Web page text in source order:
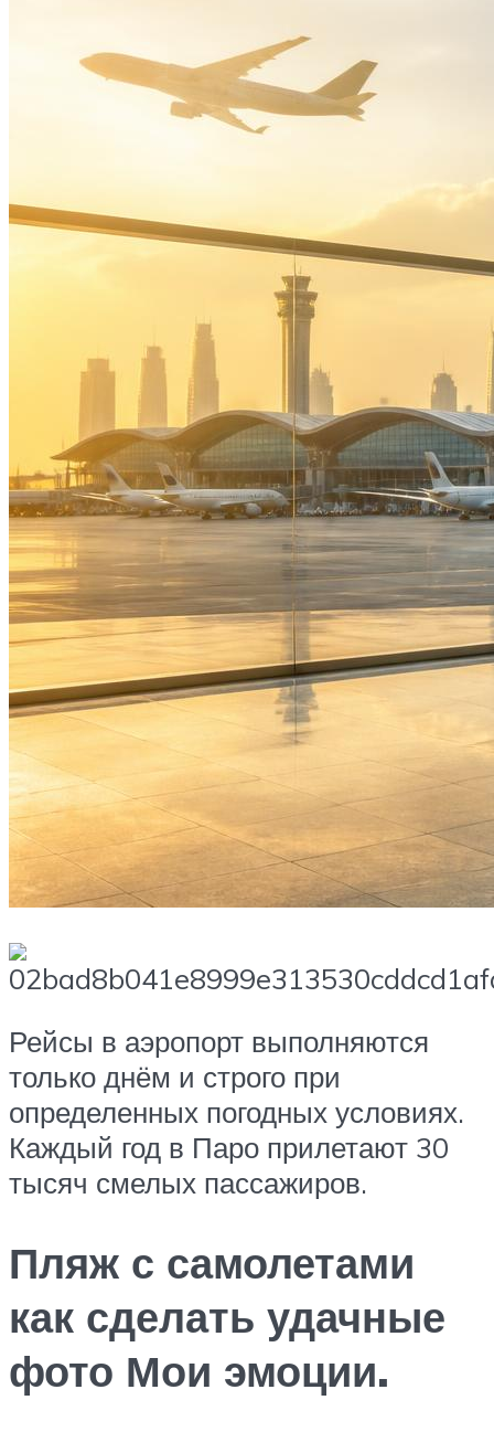
Рейсы в аэропорт выполняются
только днём и строго при
определенных погодных условиях.
Каждый год в Паро прилетают 30
тысяч смелых пассажиров.
Пляж с самолетами
как сделать удачные
фото Мои эмоции.